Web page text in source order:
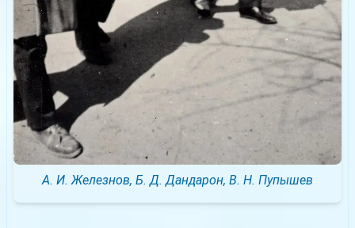
А. И. Железнов, Б. Д. Дандарон, В. Н. Пупышев